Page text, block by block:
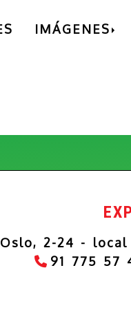
IMÁGENES
2-24 -
91 775 57